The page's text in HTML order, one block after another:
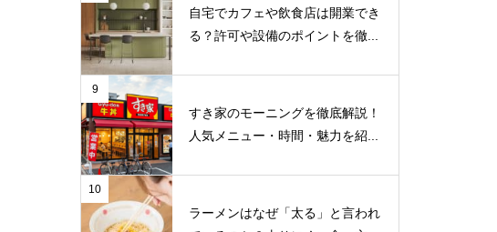
自宅でカフェや飲食店は開業でき
る？許可や設備のポイントを徹...
9
すき家のモーニングを徹底解説！
人気メニュー・時間・魅力を紹...
10
ラーメンはなぜ「太る」と言われ